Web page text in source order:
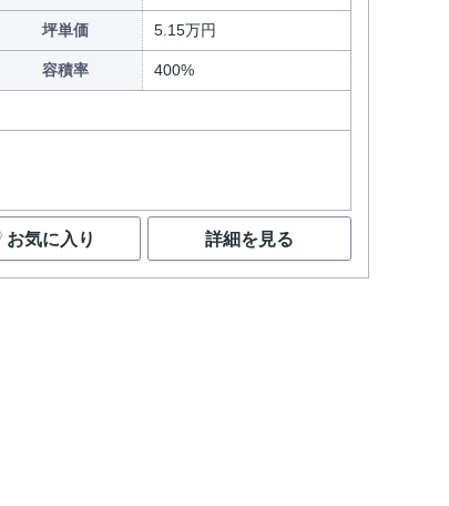
坪単価 5.15万円
容積率 400%
お気に入り 詳細を見る